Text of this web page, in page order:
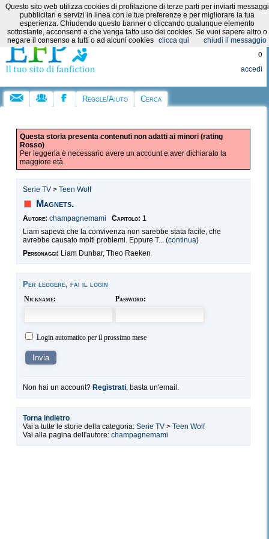
Categorie:
Registrati
o
accedi
Regole/Aiuto Cerca
Questa storia presenta contenuti non adatti ai minori (rating
Rosso)
Per leggerla è necessario avere un account e aver dichiarato la
maggiore età.
Serie TV > Teen Wolf
Magnets.
Autore: champagnemami Capitolo: 1
Liam sapeva che la convivenza non sarebbe stata facile, che
avrebbe causato molti problemi. Eppure T... (continua)
Personaggi: Liam Dunbar, Theo Raeken
Per leggere, fai il login
Nickname: Password:
Login automatico per il prossimo mese
Non hai un account? Registrati, basta un'email.
Torna indietro
Vai a tutte le storie della categoria: Serie TV > Teen Wolf
Vai alla pagina dell'autore: champagnemami
Questo sito web utilizza cookies di profilazione di terze parti per inviarti messaggi
pubblicitari e servizi in linea con le tue preferenze e per migliorare la tua
esperienza. Chiudendo questo banner o cliccando qualunque elemento
sottostante, acconsenti a che venga fatto uso dei cookies. Se vuoi sapere altro o
negare il consenso a tutti o ad alcuni cookies clicca qui chiudi il messaggio